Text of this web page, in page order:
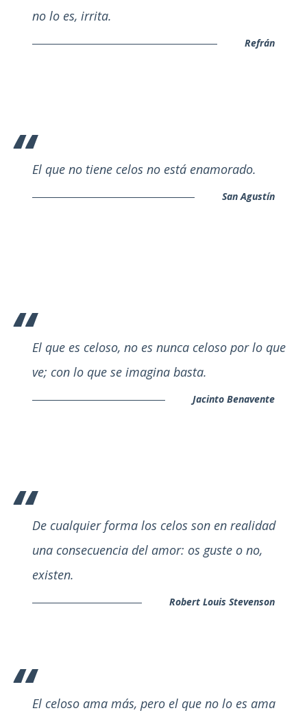
no lo es, irrita.
Refrán
El que no tiene celos no está enamorado.
San Agustín
El que es celoso, no es nunca celoso por lo que
ve; con lo que se imagina basta.
Jacinto Benavente
De cualquier forma los celos son en realidad
una consecuencia del amor: os guste o no,
existen.
Robert Louis Stevenson
El celoso ama más, pero el que no lo es ama